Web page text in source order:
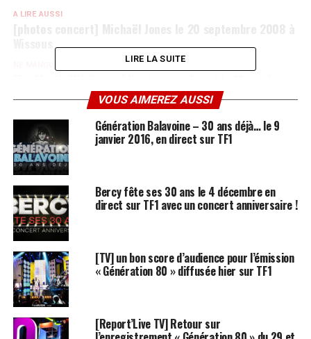
A LIRE AUSSI
2008 à 21h dans FanMusik Live
LIRE LA SUITE
VOUS AIMEREZ AUSSI
Génération Balavoine – 30 ans déjà… le 9
janvier 2016, en direct sur TF1
Bercy fête ses 30 ans le 4 décembre en
direct sur TF1 avec un concert anniversaire !
[TV] un bon score d’audience pour l’émission
« Génération 80 » diffusée hier sur TF1
[Report’Live TV] Retour sur